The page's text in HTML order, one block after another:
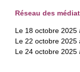
Réseau des
Le 18 octobre 2025
Le 22 octobre 2025
Le 24 octobre 2025